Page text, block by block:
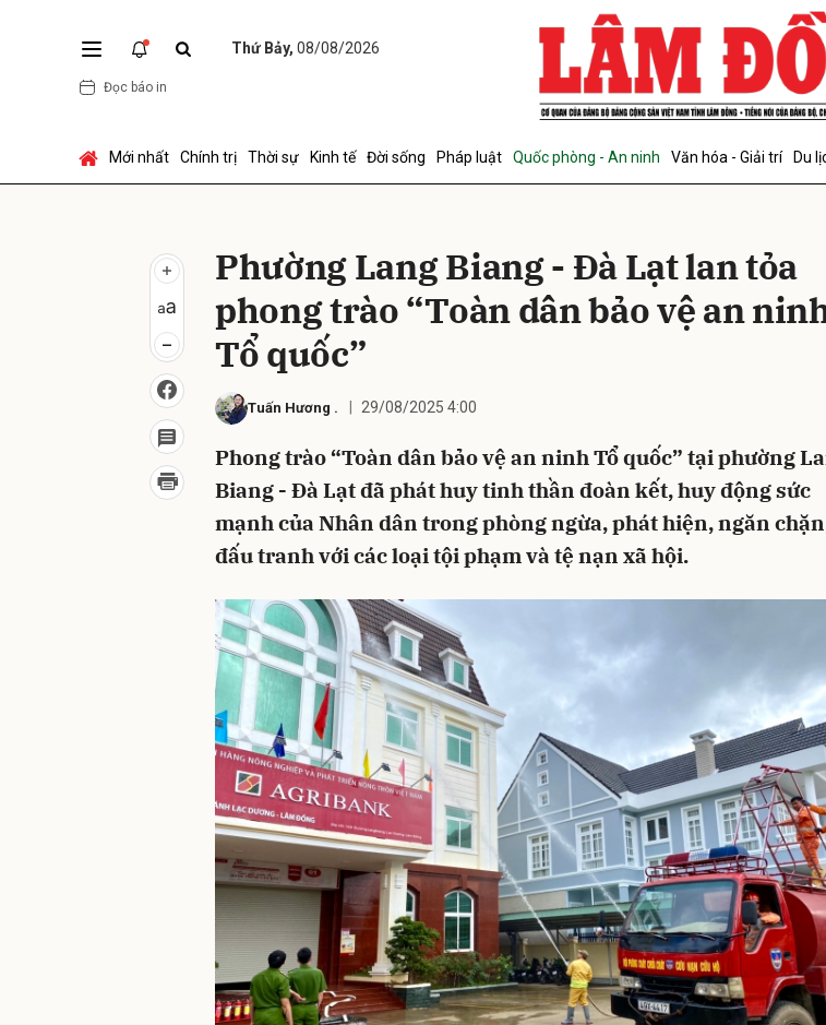
Thứ Bảy, 08/08/2026
Đọc báo in
Mới nhất Chính trị Thời sự Kinh tế Đời sống Pháp luật Quốc phòng - An ninh Văn hóa - Giải trí Du
Phường Lang Biang - Đà Lạt lan tỏa
phong trào “Toàn dân bảo vệ an
Tổ quốc”
Tuấn Hương . 29/08/2025 4:00
Phong trào “Toàn dân bảo vệ an ninh Tổ quốc” tại phường
Biang - Đà Lạt đã phát huy tinh thần đoàn kết, huy động sức
mạnh của Nhân dân trong phòng ngừa, phát hiện, ngăn
đấu tranh với các loại tội phạm và tệ nạn xã hội.
Gửi bình luận